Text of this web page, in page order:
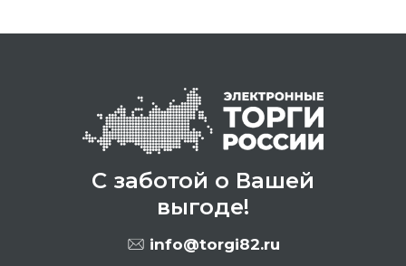
С заботой о Вашей
выгоде!
info@torgi82.ru